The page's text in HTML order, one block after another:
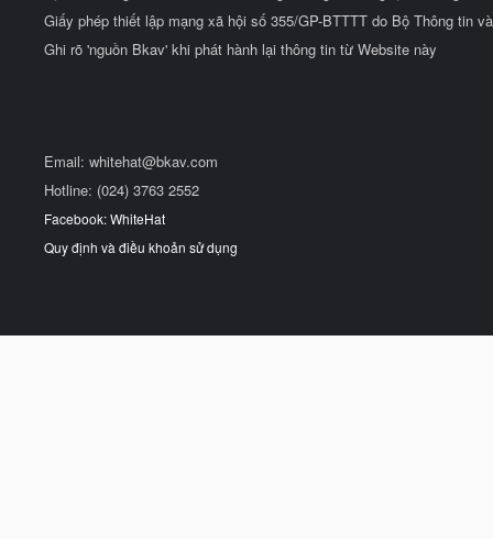
Giấy phép thiết lập mạng xã hội số 355/GP-BTTTT do Bộ Thông tin
Ghi rõ 'nguồn Bkav' khi phát hành lại thông tin từ Website này
Email: whitehat@bkav.com
Hotline: (024) 3763 2552
Facebook: WhiteHat
Quy định và điều khoản sử dụng